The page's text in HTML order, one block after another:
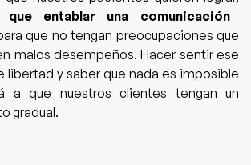
entablar una comunicación
que no tengan preocupaciones que
malos desempeños.Hacer sentir ese
libertad y saber que nada es imposible
a que nuestros clientes tengan un
gradual.